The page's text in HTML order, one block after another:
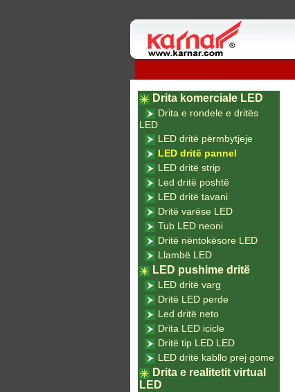
Drita komerciale LED
Drita e rondele e dritës
LED
LED dritë përmbytjeje
LED dritë pannel
LED dritë strip
Led dritë poshtë
LED dritë tavani
Dritë varëse LED
Tub LED neoni
Dritë nëntokësore LED
Llambë LED
LED pushime dritë
LED dritë varg
Dritë LED perde
Led dritë neto
Drita LED icicle
Dritë tip LED LED
LED dritë kabllo prej gome
Drita e realitetit virtual
LED